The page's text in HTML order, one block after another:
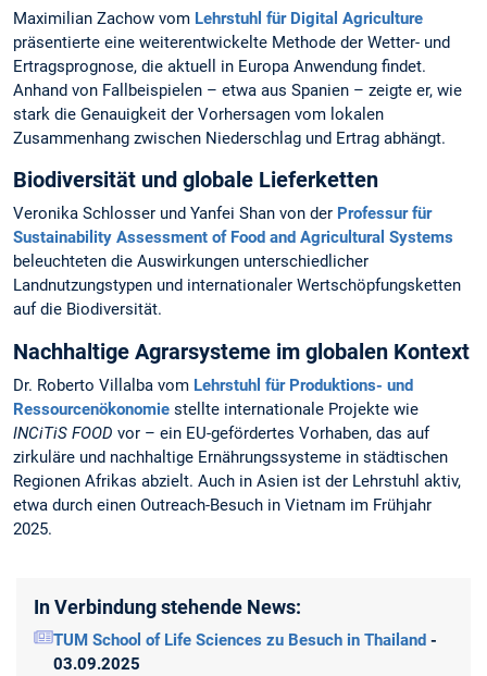
Maximilian Zachow vom Lehrstuhl für Digital Agriculture
präsentierte eine weiterentwickelte Methode der Wetter- und
Ertragsprognose, die aktuell in Europa Anwendung findet.
Anhand von Fallbeispielen – etwa aus Spanien – zeigte er, wie
stark die Genauigkeit der Vorhersagen vom lokalen
Zusammenhang zwischen Niederschlag und Ertrag abhängt.
Biodiversität und globale Lieferketten
Veronika Schlosser und Yanfei Shan von der Professur für
Sustainability Assessment of Food and Agricultural Systems
beleuchteten die Auswirkungen unterschiedlicher
Landnutzungstypen und internationaler Wertschöpfungsketten
auf die Biodiversität.
Nachhaltige Agrarsysteme im globalen Kontext
Dr. Roberto Villalba vom Lehrstuhl für Produktions- und
Ressourcenökonomie stellte internationale Projekte wie
INCiTiS FOOD vor – ein EU-gefördertes Vorhaben, das auf
zirkuläre und nachhaltige Ernährungssysteme in städtischen
Regionen Afrikas abzielt. Auch in Asien ist der Lehrstuhl aktiv,
etwa durch einen Outreach-Besuch in Vietnam im Frühjahr
2025.
In Verbindung stehende News:
TUM School of Life Sciences zu Besuch in Thailand -
03.09.2025